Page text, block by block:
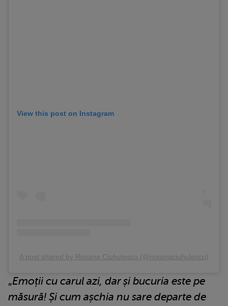
View this post on Instagram
A post shared by Roxana Ciuhulescu (@roxanaciuhulescu)
„Emoții cu carul azi, dar și bucuria este pe
măsură! Și cum așchia nu sare departe de